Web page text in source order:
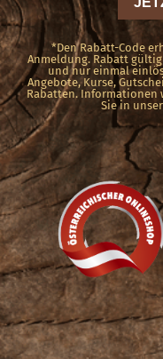
*Den Rabatt-Code
Anmeldung. Rabatt
und nur einmal
Angebote, Kurse,
Rabatten. Informationen
Sie in